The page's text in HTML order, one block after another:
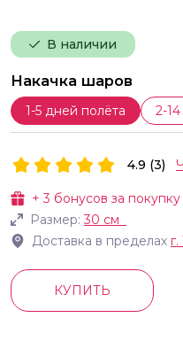
В наличии
Накачка шаров
1-5 дней полёта 2-
+3 бонусов за покупку
Размер:30 см
Доставка в пределах г.
4.9 (3)
КУПИТЬ